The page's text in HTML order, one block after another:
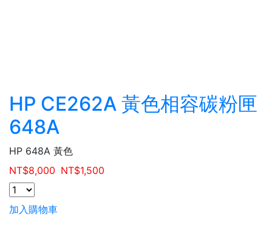
HP CE262A 黃色相容碳粉匣
648A
HP 648A 黃色
NT$8,000 NT$1,500
加入購物車